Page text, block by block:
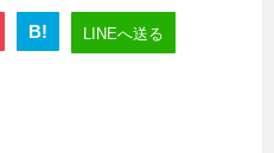
B! LINEへ送る